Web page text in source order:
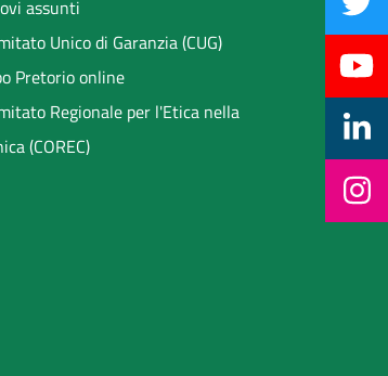
assunti
Unico di Garanzia (CUG)
Pretorio online
Regionale per l'Etica nella
(COREC)